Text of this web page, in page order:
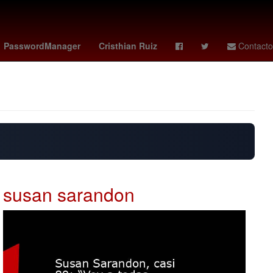
PasswordManager Cristhian Ruiz Contacto
del Trabajo puntos f1 federico viñas
susan sarandon